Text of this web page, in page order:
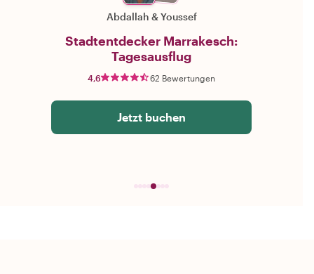
Abdallah &Youssef
Stadtentdecker Marrakesch:
Tagesausflug
4,6 62 Bewertungen
Jetzt buchen